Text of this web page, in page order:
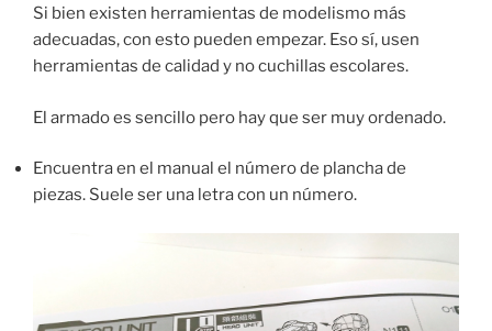
Si bien existen herramientas de modelismo más
adecuadas, con esto pueden empezar. Eso sí, usen
herramientas de calidad y no cuchillas escolares.
El armado es sencillo pero hay que ser muy ordenado.
Encuentra en el manual el número de plancha de
piezas. Suele ser una letra con un número.